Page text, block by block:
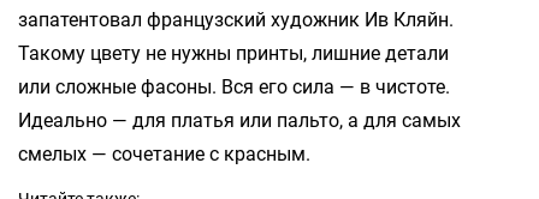
запатентовал французский художник Ив Кляйн.
Такому цвету не нужны принты, лишние детали
или сложные фасоны. Вся его сила — в чистоте.
Идеально — для платья или пальто, а для самых
смелых — сочетание с красным.